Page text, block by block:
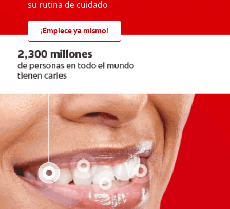
su rutina de cuidado
¡Empiece ya mismo!